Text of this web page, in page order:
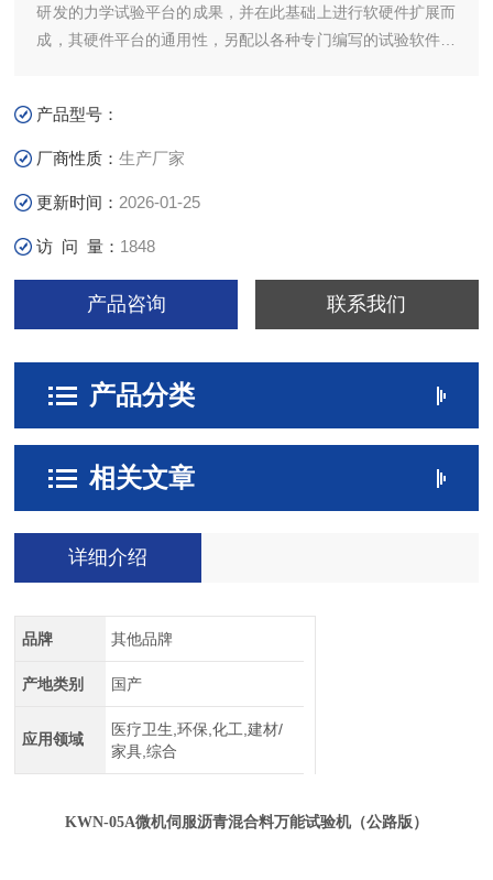
研发的力学试验平台的成果，并在此基础上进行软硬件扩展而
成，其硬件平台的通用性，另配以各种专门编写的试验软件和
作变得更加友好
产品型号：
厂商性质：生产厂家
更新时间： 2026-01-25
访 问 量： 1848
产品咨询 联系我们
产品分类
相关文章
详细介绍
品牌 其他品牌
产地类别 国产
应用领域
医疗卫生,环保,化工,建材/
家具,综合
KWN-05A微机伺服沥青混合料万能试验机（公路版）